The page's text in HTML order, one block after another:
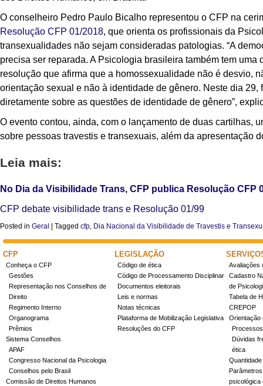
O conselheiro Pedro Paulo Bicalho representou o CFP na
Resolução CFP 01/2018, que orienta os profissionais da
transexualidades não sejam consideradas patologias. “A
precisa ser reparada. A Psicologia brasileira também tem
resolução que afirma que a homossexualidade não é desvio,
orientação sexual e não à identidade de gênero. Neste dia
diretamente sobre as questões de identidade de gênero”,
O evento contou, ainda, com o lançamento de duas cartilhas,
sobre pessoas travestis e transexuais, além da apresentação
Leia mais:
No Dia da Visibilidade Trans, CFP publica Resolução CFP
CFP debate visibilidade trans e Resolução 01/99
Posted in Geral Tagged cfp, Dia Nacional da Visibilidade de Travestis e
CFP
Conheça o CFP
Gestões
Representação nos Conselhos de
Direito
Regimento Interno
Organograma
Prêmios
Sistema Conselhos
APAF
Congresso Nacional da Psicologia
Conselhos pelo Brasil
Comissão de Direitos Humanos
LEGISLAÇÃO
Código de ética
Código de Processamento Disciplinar
Documentos eleitorais
Leis e normas
Notas técnicas
Plataforma de Mobilização Legislativa
Resoluções do CFP
Avaliações
Cadastro
de
Tabela de
CREPOP
Orientação
Dúvidas
ética
psicológica